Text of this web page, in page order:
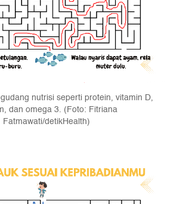
nutrisi seperti protein, vitamin D,
dan omega 3. (Foto: Fitriana
Fatmawati/detikHealth)